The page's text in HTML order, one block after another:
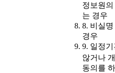
정보원
는 경우
8. 비실
경우
9. 일정
않거나
동의를